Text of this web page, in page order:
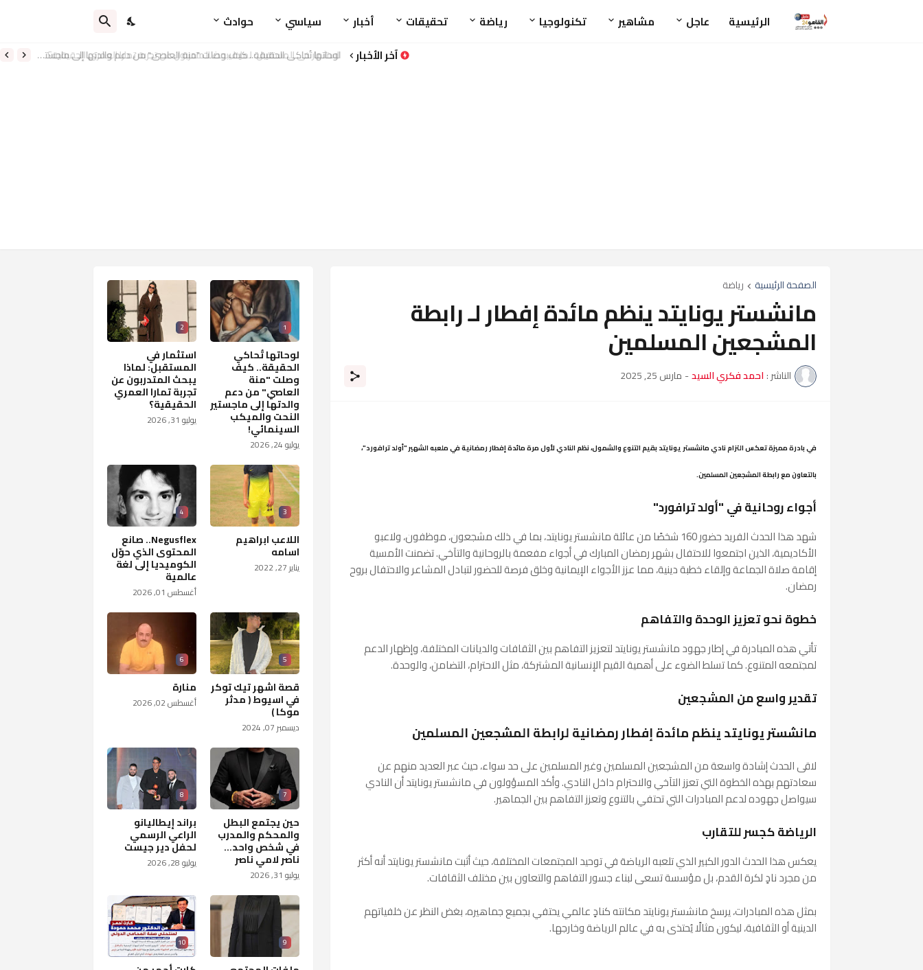
الرئيسية عاجل مشاهير تكنولوجيا رياضة تحقيقات أخبار سياسي
حوادث
آخر الأخبار
استثمار في المستقبل: لماذا يبحث المتدربون عن تجربة تمارا العمري الحقيقية؟
الصفحة الرئيسية رياضة
مانشستر يونايتد ينظم مائدة إفطار لـ رابطة
المشجعين المسلمين
الناشر : احمد فكري السيد- مارس 25, 2025
في بادرة مميزة تعكس التزام نادي مانشستر يونايتد بقيم التنوع والشمول، نظم النادي لأول مرة مائدة إفطار رمضانية في ملعبه الشهير "أولد ترافورد"،
بالتعاون مع رابطة المشجعين المسلمين.
أجواء روحانية في "أولد ترافورد"
شهد هذا الحدث الفريد حضور 160 شخصًا من عائلة مانشستر يونايتد، بما في ذلك مشجعون، موظفون، ولاعبو
الأكاديمية، الذين اجتمعوا للاحتفال بشهر رمضان المبارك في أجواء مفعمة بالروحانية والتآخي. تضمنت الأمسية
إقامة صلاة الجماعة وإلقاء خطبة دينية، مما عزز الأجواء الإيمانية وخلق فرصة للحضور لتبادل المشاعر والاحتفال بروح
رمضان.
خطوة نحو تعزيز الوحدة والتفاهم
تأتي هذه المبادرة في إطار جهود مانشستر يونايتد لتعزيز التفاهم بين الثقافات والديانات المختلفة، وإظهار الدعم
لمجتمعه المتنوع. كما تسلط الضوء على أهمية القيم الإنسانية المشتركة، مثل الاحترام، التضامن، والوحدة.
تقدير واسع من المشجعين
مانشستر يونايتد ينظم مائدة إفطار رمضانية لرابطة المشجعين المسلمين
لاقى الحدث إشادة واسعة من المشجعين المسلمين وغير المسلمين على حد سواء، حيث عبر العديد منهم عن
سعادتهم بهذه الخطوة التي تعزز التآخي والاحترام داخل النادي. وأكد المسؤولون في مانشستر يونايتد أن النادي
سيواصل جهوده لدعم المبادرات التي تحتفي بالتنوع وتعزز التفاهم بين الجماهير.
الرياضة كجسر للتقارب
يعكس هذا الحدث الدور الكبير الذي تلعبه الرياضة في توحيد المجتمعات المختلفة، حيث أثبت مانشستر يونايتد أنه أكثر
من مجرد نادٍ لكرة القدم، بل مؤسسة تسعى لبناء جسور التفاهم والتعاون بين مختلف الثقافات.
بمثل هذه المبادرات، يرسخ مانشستر يونايتد مكانته كنادٍ عالمي يحتفي بجميع جماهيره، بغض النظر عن خلفياتهم
الدينية أو الثقافية، ليكون مثالًا يُحتذى به في عالم الرياضة وخارجها.
1
لوحاتها تُحاكي
الحقيقة.. كيف
وصلت "منة
العاصي" من دعم
والدتها إلى ماجستير
النحت والميكب
السينمائي!
يوليو 24, 2026
2
استثمار في
المستقبل: لماذا
يبحث المتدربون عن
تجربة تمارا العمري
الحقيقية؟
يوليو 31, 2026
3
اللاعب ابراهيم
اسامه
يناير 27, 2022
4
Negusflex.. صانع
المحتوى الذي حوّل
الكوميديا إلى لغة
عالمية
أغسطس 01, 2026
5
قصة اشهر تيك توكر
في اسيوط ( مدثر
موكا )
ديسمبر 07, 2024
6
منارة
أغسطس 02, 2026
7
حين يجتمع البطل
والمحكم والمدرب
في شخص واحد...
ناصر لامي ناصر
يوليو 31, 2026
8
براند إيطاليانو
الراعي الرسمي
لحفل دير جيست
يوليو 28, 2026
9
10